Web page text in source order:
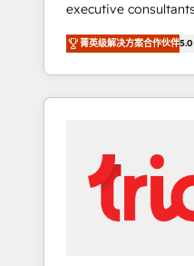
and impact of your
including a detailed
focus on ROI and TCO. As a trusted
of your team, we
partnership.
your business. If not
executive
relevant, real world
engagements. "Blue Frog is a top, trusted
partner in
Their team brings
strategies for driving
committed to
and finding
business needs. We
菁英级解决方案合作伙伴5.0